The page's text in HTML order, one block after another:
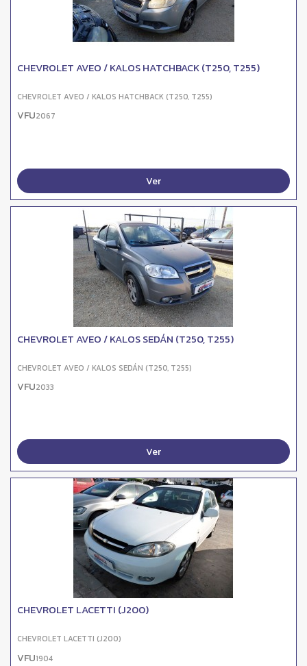
CHEVROLET AVEO / KALOS HATCHBACK (T250, T255)
CHEVROLET AVEO / KALOS HATCHBACK (T250, T255)
VFU2067
Ver
CHEVROLET AVEO / KALOS SEDÁN (T250, T255)
CHEVROLET AVEO / KALOS SEDÁN (T250, T255)
VFU2033
Ver
CHEVROLET LACETTI (J200)
CHEVROLET LACETTI (J200)
VFU1904